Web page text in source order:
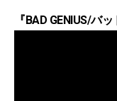
『BAD GENIUS/バ